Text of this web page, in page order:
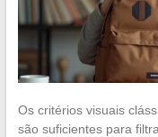
Os critérios visuais
são suficientes para